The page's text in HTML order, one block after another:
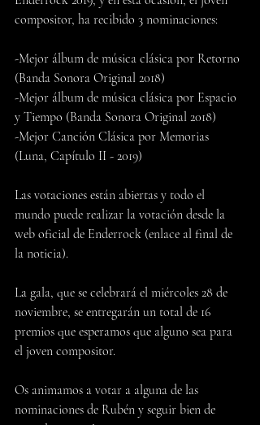
compositor, ha recibido 3 nominaciones:
-Mejor álbum de música clásica por Retorno
(Banda Sonora Original 2018)
-Mejor álbum de música clásica por Espacio
y Tiempo (Banda Sonora Original 2018)
-Mejor Canción Clásica por Memorias
(Luna, Capítulo II - 2019)
Las votaciones están abiertas y todo el
mundo puede realizar la votación desde la
web oficial de Enderrock (enlace al final de
la noticia).
La gala, que se celebrará el miércoles 28 de
noviembre, se entregarán un total de 16
premios que esperamos que alguno sea para
el joven compositor.
Os animamos a votar a alguna de las
nominaciones de Rubén y seguir bien de